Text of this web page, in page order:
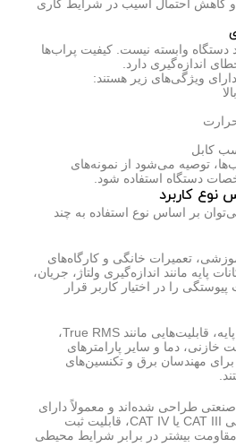
کاهش احتمال آسیب در شرایط کاری
دستگاه وابسته نیست. کیفیت پراب‌ها
اندازه‌گیری دارد.
ویژگی‌های زیر هستند:
کابل
توصیه می‌شود از نمونه‌های
دستگاه استفاده شود.
نوع کاربرد
بر اساس نوع استفاده به چند
تعمیرات خانگی و کارگاه‌های
پایه مانند اندازه‌گیری ولتاژ، جریان،
را در اختیار کاربر قرار
این گروه علاوه بر امکانات پایه، قابلیت‌هایی مانند True RMS،
خازنی، دما و سایر پارامترهای
مهندسان برق و تکنسین‌های
طراحی شده‌اند و معمولاً دارای
دقت بالا، استانداردهای ایمنی CAT III یا CAT IV، قابلیت ثبت
بیشتر در برابر شرایط محیطی